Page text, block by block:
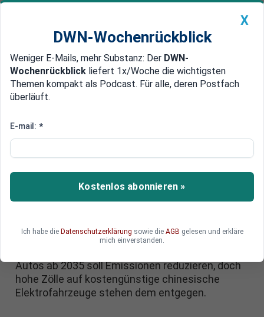
Newsticker MEIN DWN: Geldanlage Premium
Edelmetalle DWN-Magazin China
EU-Zölle auf chinesische
Widerspruch im Kampf gegen
den Klimawandel?
jüngsten Entscheidungen werfen allerdings
Autos ab 2035 soll Emissionen reduzieren, doch
hohe Zölle auf kostengünstige chinesische
Elektrofahrzeuge stehen dem entgegen.
X
DWN-Wochenrückblick
Weniger E-Mails, mehr Substanz: Der DWN-
Wochenrückblick liefert 1x/Woche die wichtigsten
Themen kompakt als Podcast. Für alle, deren Postfach
überläuft.
E-mail: *
Kostenlos abonnieren »
Ich habe die Datenschutzerklärung sowie die AGB gelesen und erkläre
mich einverstanden.